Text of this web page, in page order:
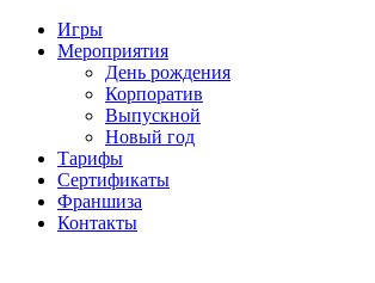
Игры
Мероприятия
День рождения
Корпоратив
Выпускной
Новый год
Тарифы
Сертификаты
Франшиза
Контакты